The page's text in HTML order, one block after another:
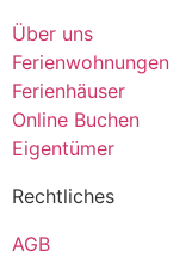
Über uns
Ferienwohnungen
Ferienhäuser
Online Buchen
Eigentümer
Rechtliches
AGB